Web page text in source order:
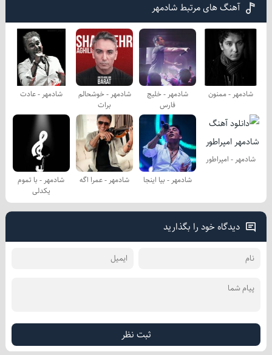
آهنگ های مرتبط شادمهر
شادمهر - ممنون
شادمهر - خلیج
فارس
شادمهر - خوشحالم
برات
شادمهر - عادت
شادمهر - امپراطور
شادمهر - بیا اینجا
شادمهر - عمرا اگه
شادمهر - با تموم
یكدلی
دیدگاه خود را بگذارید
ثبت نظر